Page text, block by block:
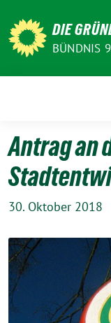
zum
Inhalt
DIE
BÜNDNIS
Antrag an
30. Oktober 2018